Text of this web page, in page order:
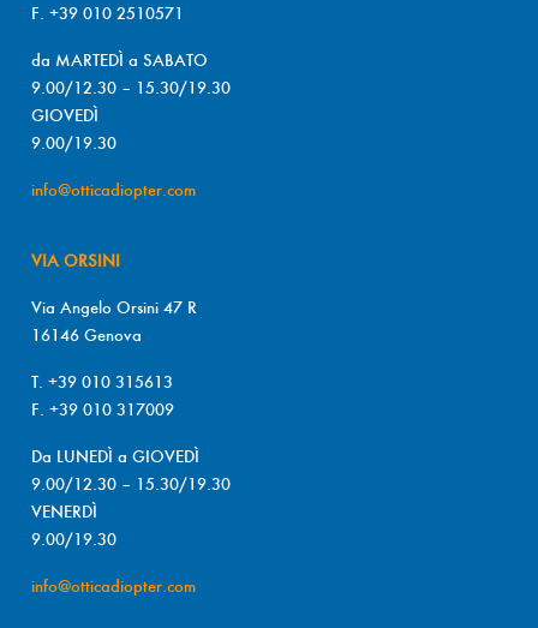
F. +39 010 2510571
da MARTEDÌ a SABATO
9.00/12.30 – 15.30/19.30
GIOVEDÌ
9.00/19.30
info@otticadiopter.com
VIA ORSINI
Via Angelo Orsini 47 R
16146 Genova
T. +39 010 315613
F. +39 010 317009
Da LUNEDÌ a GIOVEDÌ
9.00/12.30 – 15.30/19.30
VENERDÌ
9.00/19.30
info@otticadiopter.com